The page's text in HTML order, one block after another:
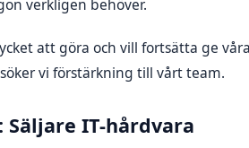
verkligen behöver.
att göra och vill fortsätta ge
vi förstärkning till vårt team.
Säljare IT-hårdvara